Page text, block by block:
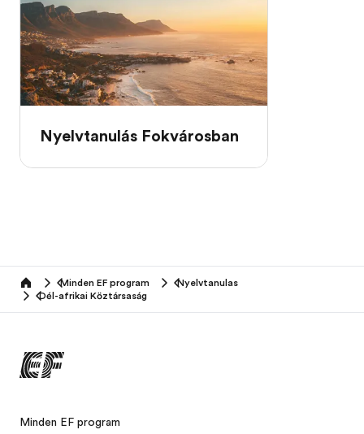
Nyelvtanulás Fokvárosban
home Minden EF program
Nyelvtanulas
Dél-afrikai Köztársaság
Minden EF program